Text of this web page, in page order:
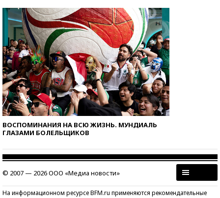
ВОСПОМИНАНИЯ НА ВСЮ ЖИЗНЬ. МУНДИАЛЬ
ГЛАЗАМИ БОЛЕЛЬЩИКОВ
© 2007 — 2026 ООО «Медиа новости»
На информационном ресурсе BFM.ru применяются рекомендательные